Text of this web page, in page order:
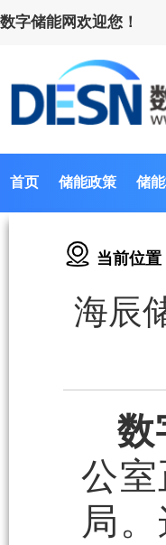
数字储能网欢迎您！
首页 储能政策 储
当前位置
海辰
数
公
局